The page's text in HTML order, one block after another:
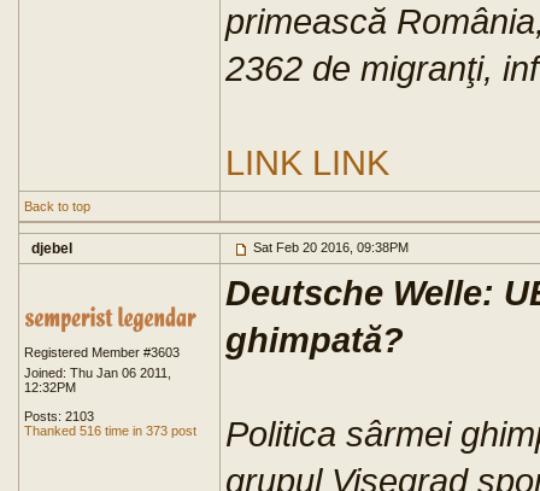
primească
2362 de migranţi,
LINK LINK
Back to top
djebel Sat Feb 20 2016, 09:38PM
Registered Member #3603
Joined: Thu Jan 06 2011,
12:32PM
Posts: 2103
Thanked 516 time in 373 post
Deutsche Welle:
ghimpată?
Politica sârmei
grupul Vișegrad